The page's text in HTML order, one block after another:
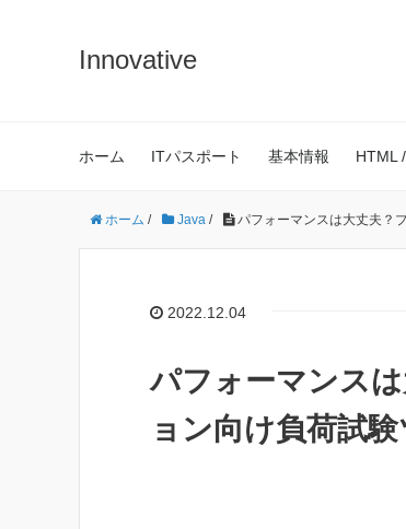
Innovative
ホーム ITパスポート 基本情報 HTML
ホーム / Java / パフォーマンスは大丈夫？
2022.12.04
パフォーマンス
ョン向け負荷試